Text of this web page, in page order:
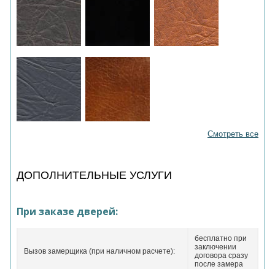
Смотреть все
ДОПОЛНИТЕЛЬНЫЕ УСЛУГИ
При заказе дверей:
Вызов замерщика (при наличном расчете):
бесплатно при
заключении
договора сразу
после замера